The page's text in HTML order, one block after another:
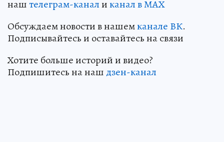
наштелеграм-каналиканал в МАХ
Обсуждаем новости в нашемканале ВК.
Подписывайтесь и оставайтесь на связи
Хотите больше историй и видео?
Подпишитесь на наш дзен-канал